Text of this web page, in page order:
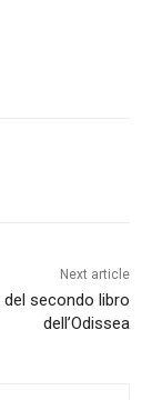
Next article
secondo libro
dell’Odissea